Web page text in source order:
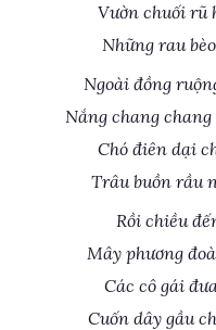
Vườn chuối rũ
Những rau
Ngoài đồng
Nắng chang
Chó điên dại
Trâu buồn rầu
Rồi chiều
Mây phương
Các cô gái
Cuốn dây gầu